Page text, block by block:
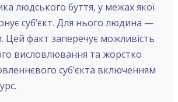
людського буття, у межах якої
суб’єкт. Для нього людина —
факт заперечує можливість
висловлювання та жорстко
суб’єкта включенням